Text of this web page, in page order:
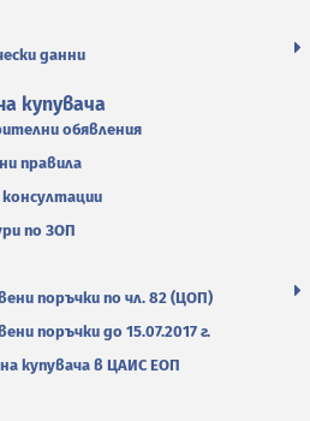
данни
купувача
обявления
правила
по ЗОП
поръчки по чл. 82 (ЦОП)
поръчки до 15.07.2017 г.
купувача в ЦАИС ЕОП